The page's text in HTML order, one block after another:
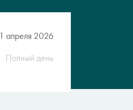
1 апреля 2026
Полный день